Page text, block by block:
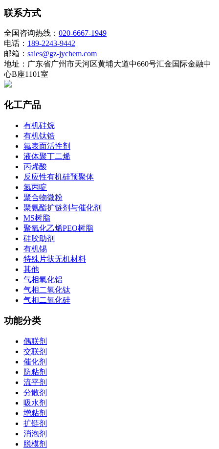
联系方式
全国咨询热线： 020-6667-1949
电话： 189-2243-9442
邮箱： sales@gz-jychem.com
地址：广东省广州市天河区黄埔大道中660号汇金国际金融中
心B座1101室
化工产品
有机硅烷
有机钛锆
氟表面活性剂
液体聚丁二烯
丙烯酸
反应性有机硅预聚体
氮丙啶
聚合物微粉
聚氨酯扩链剂与催化剂
MS树脂
聚氧化乙烯PEO树脂
硅胶助剂
有机锡
特殊片状无机材料
其他
气相氧化铝
气相二氧化钛
气相二氧化硅
功能分类
偶联剂
交联剂
催化剂
防粘剂
流平剂
分散剂
吸水剂
增粘剂
扩链剂
消泡剂
脱模剂